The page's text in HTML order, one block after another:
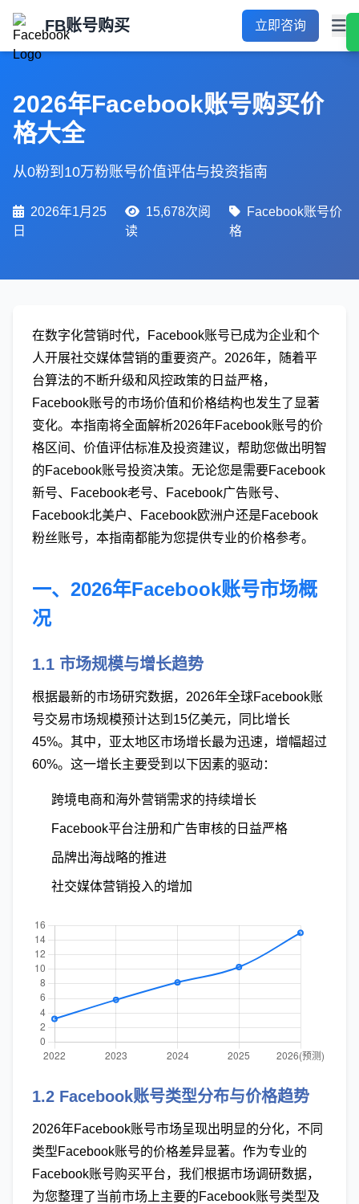
FB账号购买 立即咨询
2026年Facebook账号购买价
格大全
从0粉到10万粉账号价值评估与投资指南
2026年1月25
日
15,678次阅
读
Facebook账号价
格
在数字化营销时代，Facebook账号已成为企业和个
人开展社交媒体营销的重要资产。2026年，随着平
台算法的不断升级和风控政策的日益严格，
Facebook账号的市场价值和价格结构也发生了显著
变化。本指南将全面解析2026年Facebook账号的价
格区间、价值评估标准及投资建议，帮助您做出明智
的Facebook账号投资决策。无论您是需要Facebook
新号、Facebook老号、Facebook广告账号、
Facebook北美户、Facebook欧洲户还是Facebook
粉丝账号，本指南都能为您提供专业的价格参考。
一、2026年Facebook账号市场概
况
1.1 市场规模与增长趋势
根据最新的市场研究数据，2026年全球Facebook账
号交易市场规模预计达到15亿美元，同比增长
45%。其中，亚太地区市场增长最为迅速，增幅超过
60%。这一增长主要受到以下因素的驱动：
跨境电商和海外营销需求的持续增长
Facebook平台注册和广告审核的日益严格
品牌出海战略的推进
社交媒体营销投入的增加
1.2 Facebook账号类型分布与价格趋势
2026年Facebook账号市场呈现出明显的分化，不同
类型Facebook账号的价格差异显著。作为专业的
Facebook账号购买平台，我们根据市场调研数据，
为您整理了当前市场上主要的Facebook账号类型及